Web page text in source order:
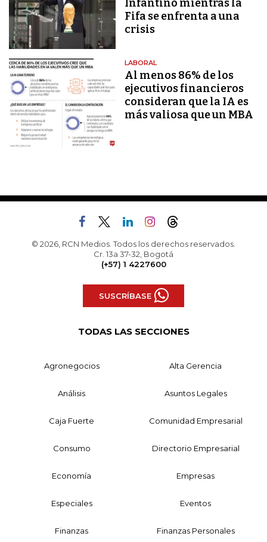
Infantino mientras la
Fifa se enfrenta a una
crisis
LABORAL
Al menos 86% de los
ejecutivos financieros
consideran que la IA es
más valiosa que un MBA
© 2026, RCN Medios. Todos los derechos reservados.
Cr. 13a 37-32, Bogotá
(+57) 1 4227600
SUSCRÍBASE
TODAS LAS SECCIONES
Agronegocios Alta Gerencia
Análisis Asuntos Legales
Caja Fuerte Comunidad Empresarial
Consumo Directorio Empresarial
Economía Empresas
Especiales Eventos
Finanzas Finanzas Personales